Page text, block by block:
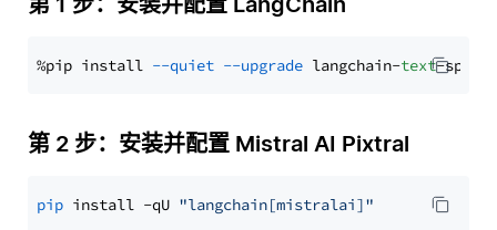
%pip install --quiet --upgrade langchain-text
第 2 步：安装并配置 Mistral AI Pixtral
pip install -qU "langchain[mistralai]"